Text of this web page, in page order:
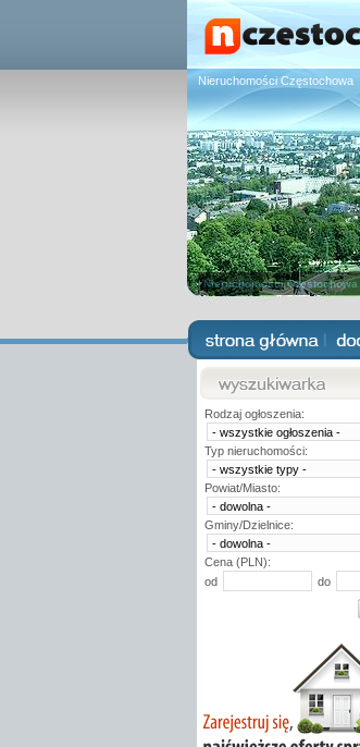
Nieruchomości Częstochowa
Nieruchomości Częstochowa
Rodzaj ogłoszenia:
Typ nieruchomości:
Powiat/Miasto:
Gminy/Dzielnice:
Cena (PLN):
od
do